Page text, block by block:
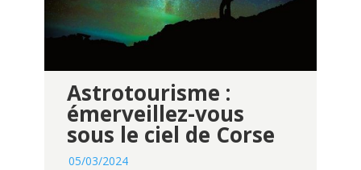
Astrotourisme :
émerveillez-vous
sous le ciel de Corse
05/03/2024